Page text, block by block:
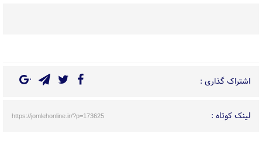
اشتراک گذاری :
لینک کوتاه : https://jomlehonline.ir/?p=173625